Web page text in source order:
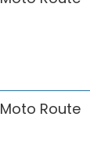
Moto Route